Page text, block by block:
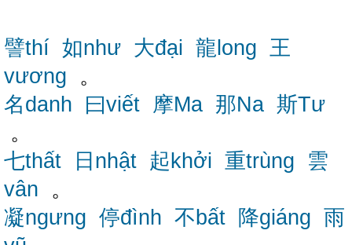
譬thí 如như 大đại 龍long 王
vương 。
名danh
曰viết 摩Ma 那Na 斯Tư
。
七thất
日nhật 起khởi 重trùng
雲
vân 。
凝ngưng 停đình 不bất 降giáng 雨